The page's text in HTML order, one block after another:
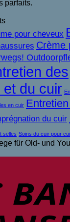
parfaits.
pour cheveux
Crème
des
du cuir
en cuir
du cuir
selles Soins du cuir pour
für Old- und